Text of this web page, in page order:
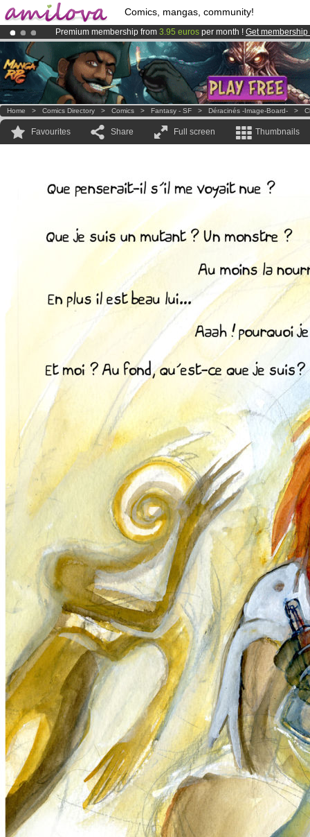
Comics, mangas, community!
Premium membership from 3.95 euros per month ! Get membership
Already 134393membersand 1208comics & mangas!.
AmilovaKickstarter is now LIVE!.
Home > Comics Directory > Comics > Fantasy - SF > Déracinés -Image-Board- >
Favourites Share Full screen Thumbnails